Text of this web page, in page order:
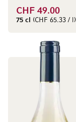
CHF 49.00
75 cl (CHF 65.33 / l)